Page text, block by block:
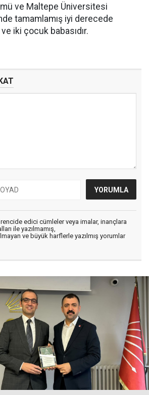
ve Maltepe Üniversitesi
tamamlamış iyi derecede
iki çocuk babasıdır.
edici cümleler veya imalar, inançlara
ile yazılmamış,
ve büyük harflerle yazılmış yorumlar